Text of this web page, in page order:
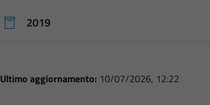
2019
Ultimo aggiornamento: 10/07/2026, 12:22